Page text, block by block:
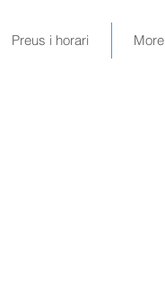
Preus i horari More